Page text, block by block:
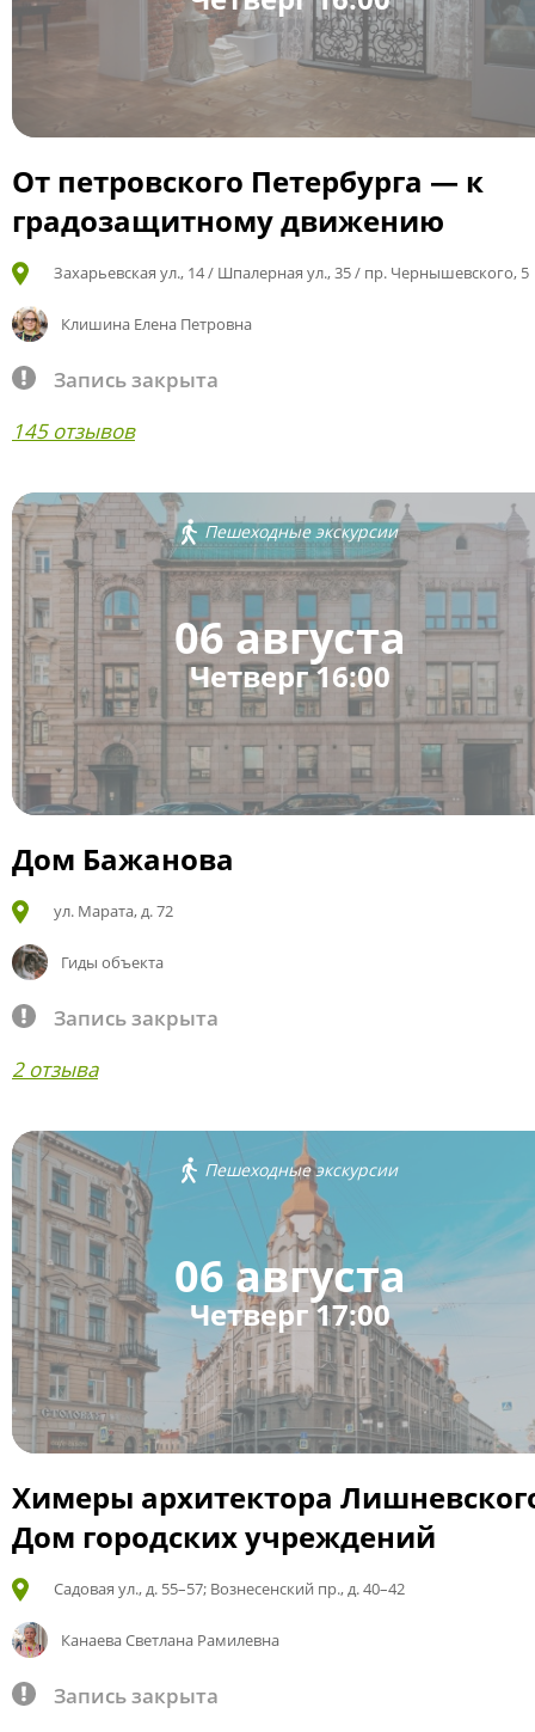
От петровского Петербурга — к
градозащитному движению
Захарьевская ул., 14 / Шпалерная ул., 35 / пр. Чернышевского, 5
Клишина Елена Петровна
Запись закрыта
145 отзывов
Пешеходные экскурсии
06 августа
Четверг 16:00
Дом Бажанова
ул. Марата, д. 72
Гиды объекта
Запись закрыта
2 отзыва
Пешеходные экскурсии
06 августа
Четверг 17:00
Химеры архитектора
Дом городских учреждений
Садовая ул., д. 55–57; Вознесенский пр., д. 40–42
Канаева Светлана Рамилевна
Запись закрыта